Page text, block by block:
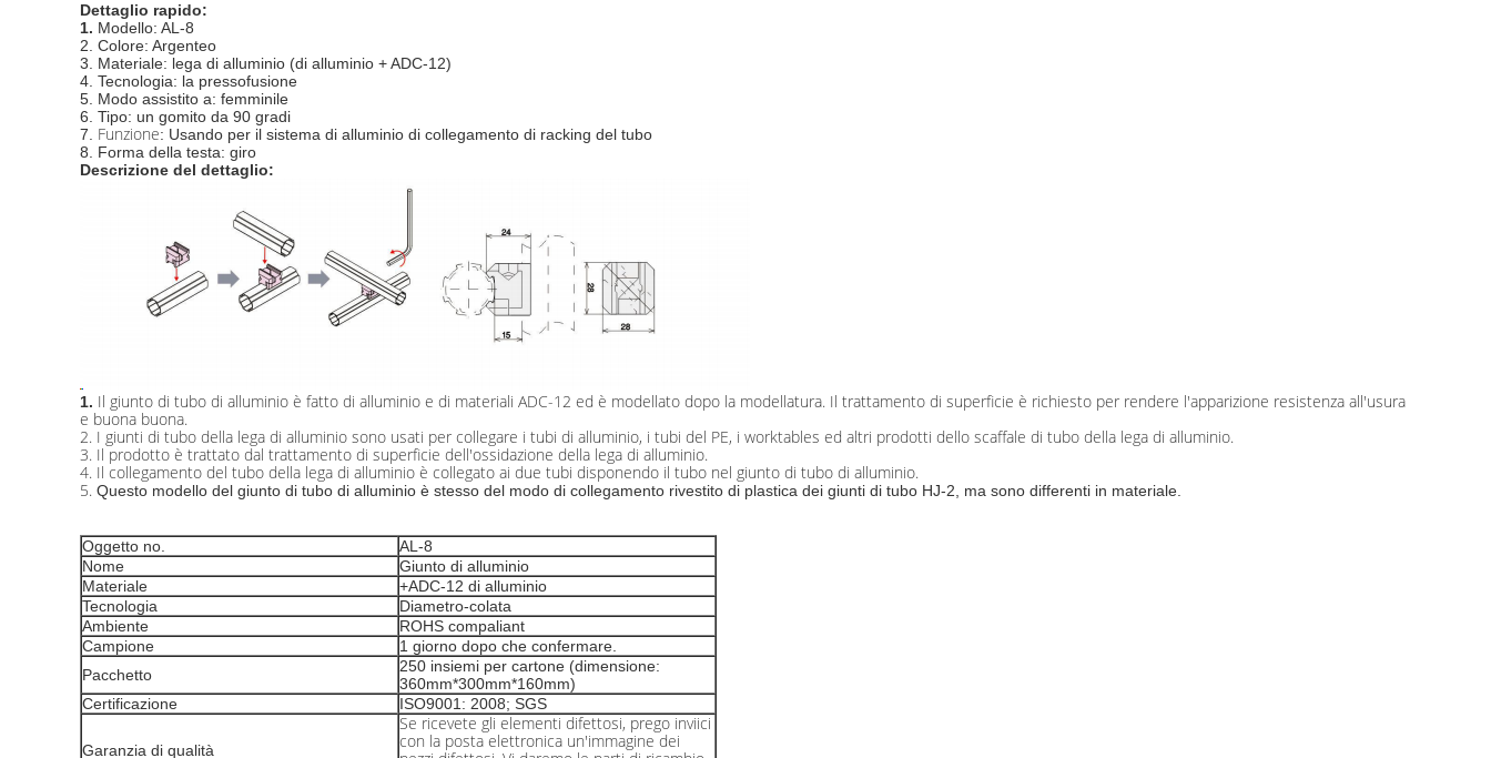
Dettaglio rapido:
1. Modello: AL-8
2. Colore: Argenteo
3. Materiale: lega di alluminio (di alluminio + ADC-12)
4. Tecnologia: la pressofusione
5. Modo assistito a: femminile
6. Tipo: un gomito da 90 gradi
7. Funzione: Usando per il sistema di alluminio di collegamento di racking del tubo
8. Forma della testa: giro
Descrizione del dettaglio:
1. Il giunto di tubo di alluminio è fatto di alluminio e di materiali ADC-12 ed è modellato dopo la modellatura. Il trattamento di superficie è richiesto per rendere l'apparizione resistenza all'usura
e buona buona.
2. I giunti di tubo della lega di alluminio sono usati per collegare i tubi di alluminio, i tubi del PE, i worktables ed altri prodotti dello scaffale di tubo della lega di alluminio.
3. Il prodotto è trattato dal trattamento di superficie dell'ossidazione della lega di alluminio.
4. Il collegamento del tubo della lega di alluminio è collegato ai due tubi disponendo il tubo nel giunto di tubo di alluminio.
5. Questo modello del giunto di tubo di alluminio è stesso del modo di collegamento rivestito di plastica dei giunti di tubo HJ-2, ma sono differenti in materiale.
Oggetto no.
AL-8
Nome
Giunto di alluminio
Materiale
+ADC-12 di alluminio
Tecnologia
Diametro-colata
Ambiente
ROHS compaliant
Campione
1 giorno dopo che confermare.
Pacchetto
250 insiemi per cartone (dimensione:
360mm*300mm*160mm)
Certificazione
ISO9001: 2008; SGS
Garanzia di qualità
Se ricevete gli elementi difettosi, prego inviici
con la posta elettronica un'immagine dei